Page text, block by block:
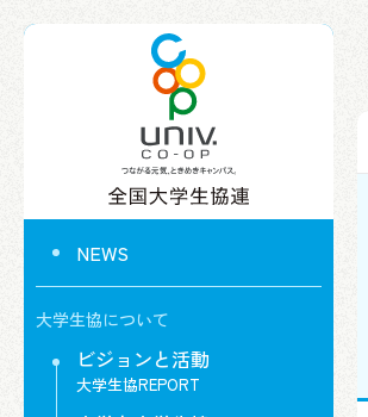
NEWS
大学生協について
ビジョンと活動
大学生協REPORT